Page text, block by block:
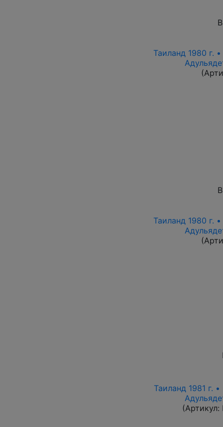
Таиланд 1980 г.
Таиланд 1980 г.
Таиланд 1981 г.
(Артикул: